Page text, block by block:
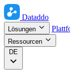
Dataddo
Lösungen
Ressourcen
DE